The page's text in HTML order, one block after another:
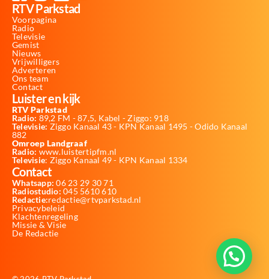
RTV Parkstad
Voorpagina
Radio
Televisie
Gemist
Nieuws
Vrijwilligers
Adverteren
Ons team
Contact
Luister en kijk
RTV Parkstad
Radio: 89,2 FM - 87,5, Kabel - Ziggo: 918
Televisie: Ziggo Kanaal 43 - KPN Kanaal 1495 - Odido Kanaal
882
Omroep Landgraaf
Radio: www.luistertipfm.nl
Televisie: Ziggo Kanaal 49 - KPN Kanaal 1334
Contact
Whatsapp: 06 23 29 30 71
Radiostudio: 045 5610 610
Redactie:redactie@rtvparkstad.nl
Privacybeleid
Klachtenregeling
Missie & Visie
De Redactie